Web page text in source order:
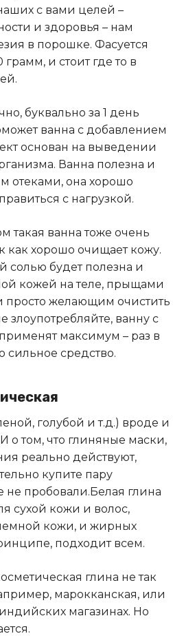
с вами целей –
и здоровья – нам
в порошке. Фасуется
грамм, и стоит где то в
буквально за 1 день
ванна с добавлением
основан на выведении
Ванна полезна и
отеками, она хорошо
с нагрузкой.
такая ванна тоже очень
как хорошо очищает кожу.
солью будет полезна и
кожей на теле, прыщами
просто желающим очистить
злоупотребляйте, ванну с
максимум – раз в
сильное средство.
голубой и т.д.) вроде и
о том, что глиняные маски,
реально действуют,
купите пару
не пробовали.Белая глина
сухой кожи и волос,
кожи, и жирных
подходит всем.
глина не так
марокканская, или
магазинах. Но